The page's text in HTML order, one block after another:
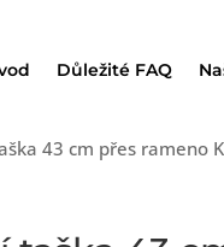
Důležité FAQ
43 cm přes rameno